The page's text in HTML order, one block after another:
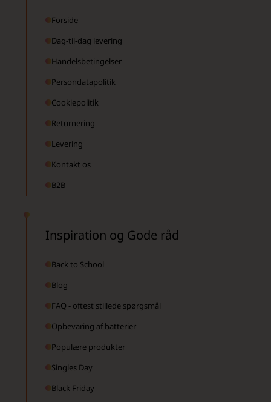
Forside
Dag-til-dag levering
Handelsbetingelser
Persondatapolitik
Cookiepolitik
Returnering
Levering
Kontakt os
B2B
Inspiration og Gode råd
Back to School
Blog
FAQ - oftest stillede spørgsmål
Opbevaring af batterier
Populære produkter
Singles Day
Black Friday